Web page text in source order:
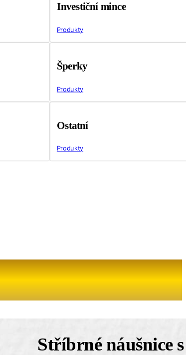
Investiční mince
Produkty
Šperky
Produkty
Ostatní
Produkty
Stříbrné náušnice